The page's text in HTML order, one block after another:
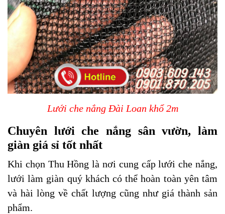
Lưới che nắng Đài Loan khổ 2m
Chuyên lưới che nắng sân vườn, làm
giàn giá sỉ tốt nhất
Khi chọn Thu Hồng là nơi cung cấp lưới che nắng,
lưới làm giàn quý khách có thể hoàn toàn yên tâm
và hài lòng về chất lượng cũng như giá thành sản
phẩm.